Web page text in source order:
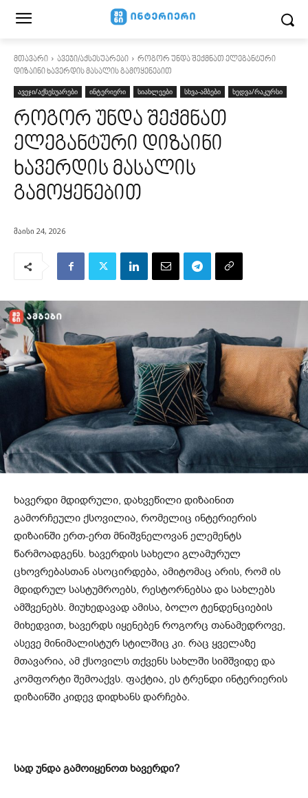
მთავარი ავეჯი/აქსესუარები
როგორ უნდა შექმნათ ელეგანტური
დიზაინი ხავერდის მასალის გამოყენებით
ავეჯი/აქსესუარები ინტერიერი სიახლეები სხვა-ამბები ხედვა/რაკურსი
როგორ უნდა შექმნათ
ელეგანტური დიზაინი
ხავერდის მასალის
გამოყენებით
მაისი 24, 2026
ხავერდი მდიდრული, დახვეწილი დიზაინით
გამორჩეული ქსოვილია, რომელიც ინტერიერის
დიზაინში ერთ-ერთ მნიშვნელოვან ელემენტს
წარმოადგენს. ხავერდის სახელი გლამურულ
ცხოვრებასთან ასოცირდება, ამიტომაც არის, რომ ის
მდიდრულ სასტუმროებს, რესტორნებსა და სახლებს
ამშვენებს. მიუხედავად ამისა, ბოლო ტენდენციების
მიხედვით, ხავერდს იყენებენ როგორც თანამედროვე,
ასევე მინიმალისტურ სტილშიც კი. რაც ყველაზე
მთავარია, ამ ქსოვილს თქვენს სახლში სიმშვიდე და
კომფორტი შემოაქვს. ფაქტია, ეს ტრენდი ინტერიერის
დიზაინში კიდევ დიდხანს დარჩება.
სად უნდა გამოიყენოთ ხავერდი?